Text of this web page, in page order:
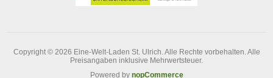
Copyright © 2026 Eine-Welt-Laden St. Ulrich. Alle Rechte vorbehalten.Alle
Preisangaben inklusive Mehrwertsteuer.
Powered by nopCommerce